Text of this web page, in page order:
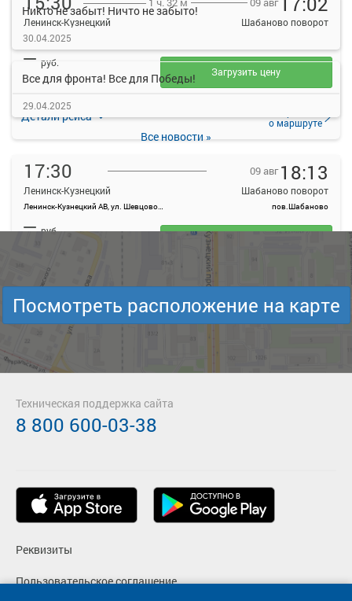
Ленинск-Кузнецкий Шабаново поворот
Детали рейса
о маршруте
— руб.
Загрузить цену
17:30
Ленинск-Кузнецкий
Ленинск-Кузнецкий АВ, ул. Шевцовой, 12
09 авг 18:13
Шабаново поворот
пов.Шабаново
Детали рейса
о маршруте
— руб.
Никто не забыт! Ничто не забыто!
30.04.2025
Все для фронта! Все для Победы!
29.04.2025
Все новости »
Посмотреть расположение на карте
Реквизиты
Пользовательское соглашение
Техническая поддержка сайта
8 800 600-03-38